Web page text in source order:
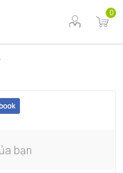
0
bạn